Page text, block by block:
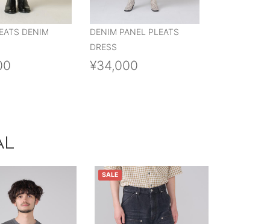
DENIM
DENIM PANEL PLEATS
DRESS
¥34,000
SALE